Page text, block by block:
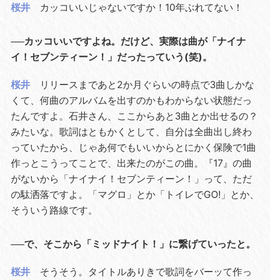
桜井 カッコいいじゃないですか！10年ぶれてない！
──カッコいいですよね。だけど、実際は曲が「ナイナ
イ！セブンティーン！」だったっていう(笑)。
桜井
リリースまであと2か月ぐらいの時点で3曲しかな
くて、何曲のアルバムを出すのかもわからない状態だっ
たんですよ。石井さん、ここからあと3曲とか出せるの？
みたいな。歌詞はともかくとして、自分は全曲出し終わ
っていたから、じゃあ何でもいいからとにかく保険で1曲
作っとこうってことで、出来たのがこの曲。『17』の曲
がないから「ナイナイ！セブンティーン！」って、ただ
の駄洒落ですよ。「マグロ」とか「トイレでGO!」とか、
そういう路線です。
──で、そこから「ミッドナイト！」に繋げていったと。
桜井
そうそう。タイトルありきで歌詞をバーッて作っ